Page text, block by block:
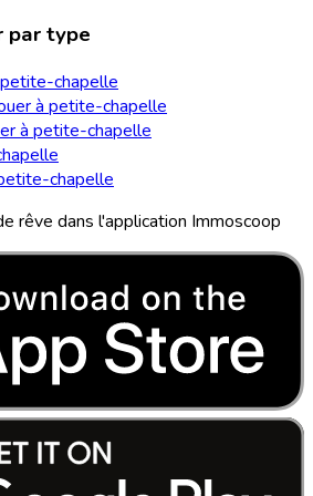
par type
chapelle
à petite-chapelle
à petite-chapelle
chapelle
rêve dans l'application Immoscoop